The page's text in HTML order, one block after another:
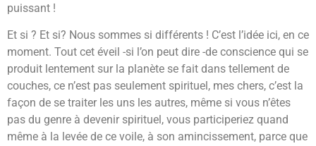
puissant !
Et si ? Et si? Nous sommes si différents ! C’est l’idée ici, en ce
moment. Tout cet éveil -si l’on peut dire -de conscience qui se
produit lentement sur la planète se fait dans tellement de
couches, ce n’est pas seulement spirituel, mes chers, c’est la
façon de se traiter les uns les autres, même si vous n’êtes
pas du genre à devenir spirituel, vous participeriez quand
même à la levée de ce voile, à son amincissement, parce que